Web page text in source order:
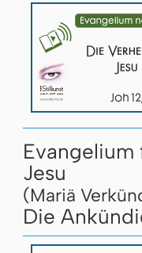
Jesu
(Mariä
Die